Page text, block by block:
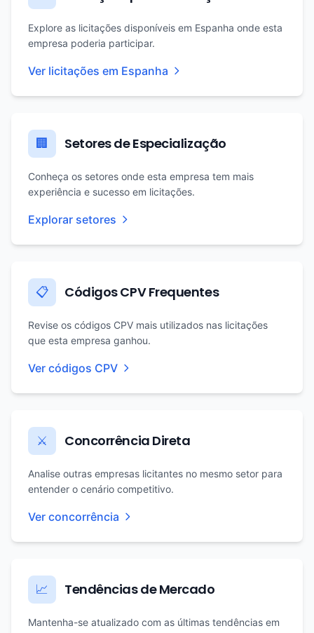
Explore as licitações disponíveis em Espanha onde esta
empresa poderia participar.
Ver licitações em Espanha
🏢 Setores de Especialização
Conheça os setores onde esta empresa tem mais
experiência e sucesso em licitações.
Explorar setores
📋 Códigos CPV Frequentes
Revise os códigos CPV mais utilizados nas licitações
que esta empresa ganhou.
Ver códigos CPV
⚔️ Concorrência Direta
Analise outras empresas licitantes no mesmo setor para
entender o cenário competitivo.
Ver concorrência
📈 Tendências de Mercado
Mantenha-se atualizado com as últimas tendências em